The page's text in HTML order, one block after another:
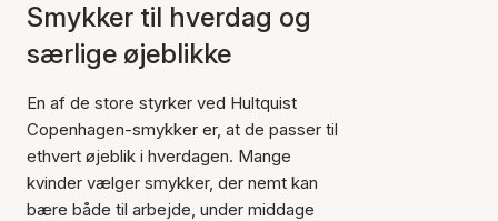
Smykker til hverdag og
særlige øjeblikke
En af de store styrker ved Hultquist
Copenhagen-smykker er, at de passer til
ethvert øjeblik i hverdagen. Mange
kvinder vælger smykker, der nemt kan
bære både til arbejde, under middage